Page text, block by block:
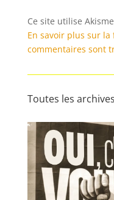
Ce site utilise
En savoir plus sur la
commentaires sont
Toutes les